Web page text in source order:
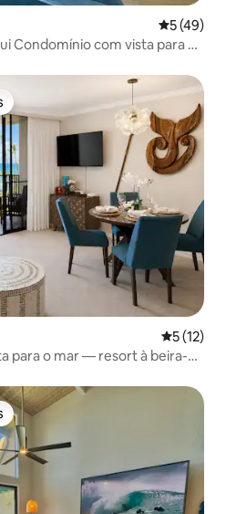
5 de uma
5 (49)
Condomínio com vista para o
dos hóspedes
5 de uma
5 (12)
para o mar — resort à beira-
dos hóspedes